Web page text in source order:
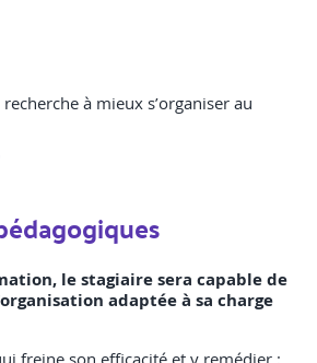
à mieux s’organiser au
le stagiaire sera capable de
adaptée à sa charge